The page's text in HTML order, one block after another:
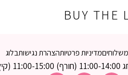
BUY THE
מדיניות פרטיותהצהרת נגישותבלוג